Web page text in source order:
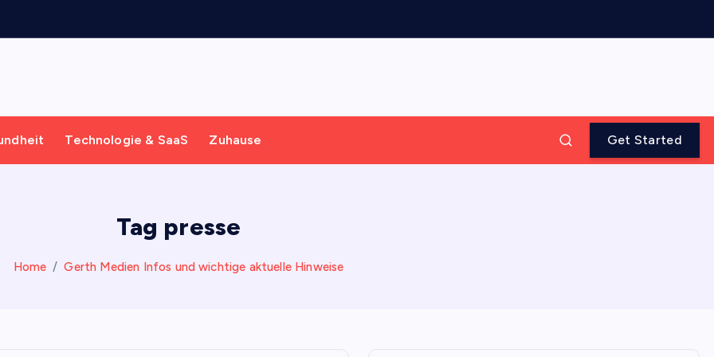
Technologie & SaaS Zuhause Get Started
Tag presse
Home Gerth Medien Infos und wichtige aktuelle Hinweise